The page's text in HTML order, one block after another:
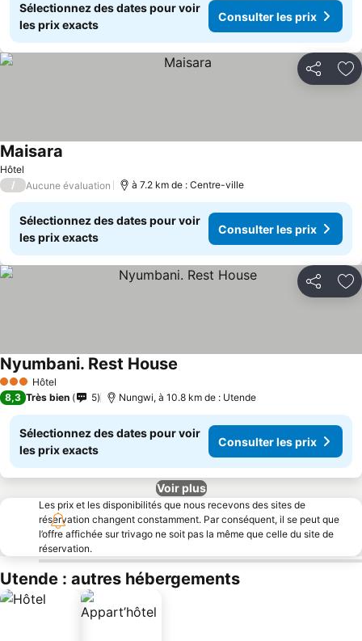
Sélectionnez des dates pour voir
les prix exacts
Consulter les prix
Partager
Hôtel
Maisara
/ Aucune évaluation à 7.2 km de : Centre-ville
Sélectionnez des dates pour voir
les prix exacts
Consulter les prix
Partager
3 ÉtoilesHôtel
Nyumbani. Rest House
8,3 Très bien 5 Nungwi, à 10.8 km de : Utende
Sélectionnez des dates pour voir
les prix exacts
Consulter les prix
Voir plus
Les prix et les disponibilités que nous recevons des sites de
réservation changent constamment. Par conséquent, il se peut que
l’offre affichée sur trivago ne soit pas la même que celle du site de
réservation.
Utende : autres hébergements